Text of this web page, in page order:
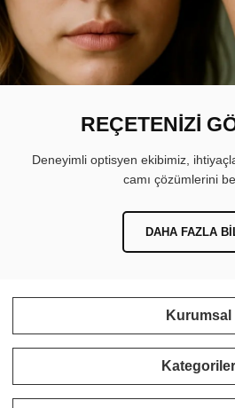
REÇETENİZİ
Deneyimli optisyen ekibimiz,
camı çözümlerini
DAHA FAZLA
Kurumsal
Kategoriler